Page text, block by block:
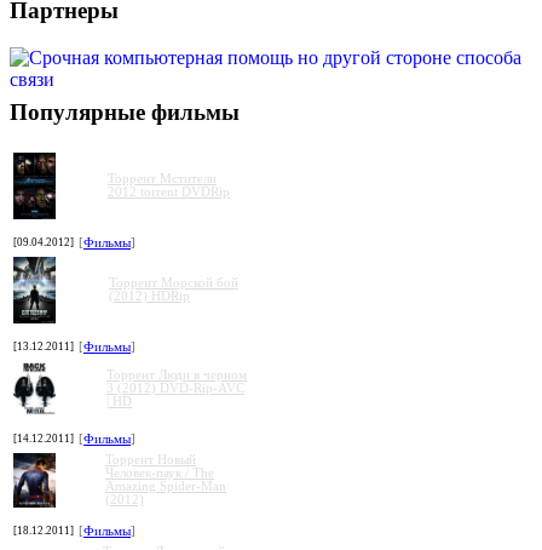
Партнеры
Популярные фильмы
Торрент Мстители
2012 torrent DVDRip
[09.04.2012] [Фильмы]
Торрент Морской бой
(2012) HDRip
[13.12.2011] [Фильмы]
Торрент Люди в черном
3 (2012) DVD-Rip-AVC
| HD
[14.12.2011] [Фильмы]
Торрент Новый
Человек-паук / The
Amazing Spider-Man
(2012)
[18.12.2011] [Фильмы]